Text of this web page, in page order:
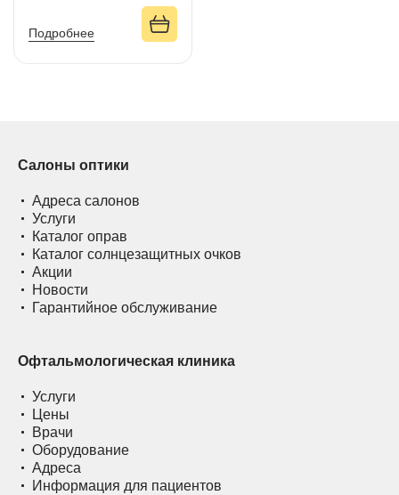
Подробнее
Салоны оптики
Адреса салонов
Услуги
Каталог оправ
Каталог солнцезащитных очков
Акции
Новости
Гарантийное обслуживание
Офтальмологическая клиника
Услуги
Цены
Врачи
Оборудование
Адреса
Информация для пациентов